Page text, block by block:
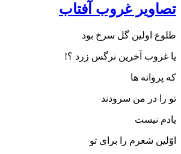
غروب آفتاب
گل سرخ بود
آخرین نرگس زرد ؟!
ها
من سرودند
را برای تو